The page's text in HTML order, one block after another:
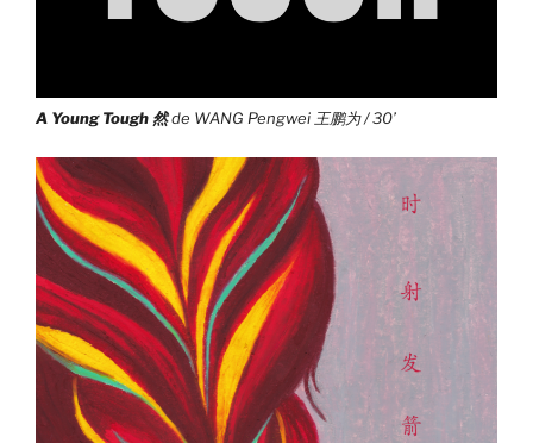
A Young Tough 然de WANG Pengwei 王鹏为 / 30’